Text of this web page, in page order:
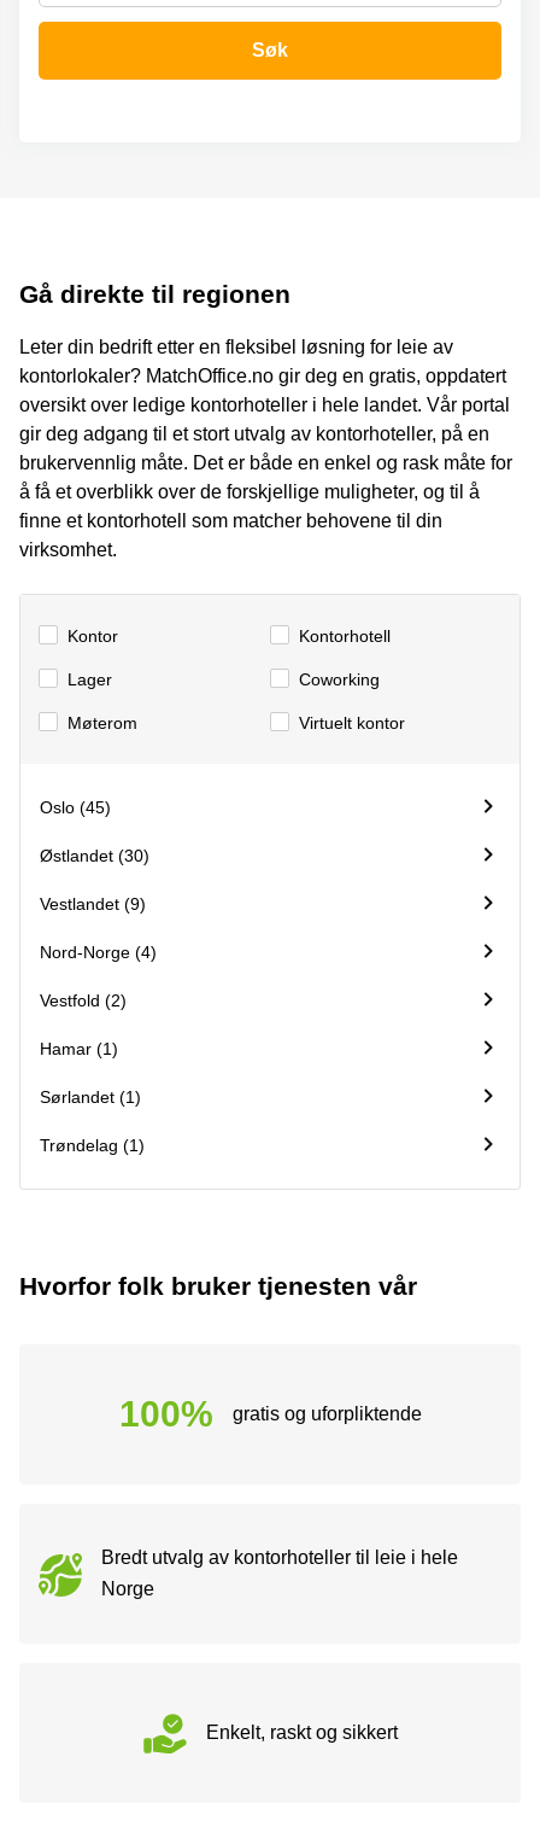
Oslo
Bergen
til leie
Trondheim
Kontorhotell
Trondheim
Kontorfellesskap
Trondheim
Leie
kontor
kontor
kontor
Bærum
Leie
kontor
Fjordalléen
13 Asker
Linges
vei 25
Fornebu
Lysaker
Torg 5
Bærum
Professor
vei 9
6 Drammen
Lars
gate 30
1 Våler
Meierigata
Elverum
2 Eidsvoll
Brattørkaia
Trondheim
Søk
Gå direkte til regionen
Leter din bedrift etter en fleksibel løsning for leie av
kontorlokaler? MatchOffice.no gir deg en gratis, oppdatert
oversikt over ledige kontorhoteller i hele landet. Vår portal
gir deg adgang til et stort utvalg av kontorhoteller, på en
brukervennlig måte. Det er både en enkel og rask måte for
å få et overblikk over de forskjellige muligheter, og til å
finne et kontorhotell som matcher behovene til din
virksomhet.
Kontor Kontorhotell
Lager Сoworking
Møterom Virtuelt kontor
Oslo (45)
Østlandet (30)
Vestlandet (9)
Nord-Norge (4)
Vestfold (2)
Hamar (1)
Sørlandet (1)
Trøndelag (1)
Hvorfor folk bruker tjenesten vår
100% gratis og uforpliktende
Bredt utvalg av kontorhoteller til leie i hele
Norge
Enkelt, raskt og sikkert